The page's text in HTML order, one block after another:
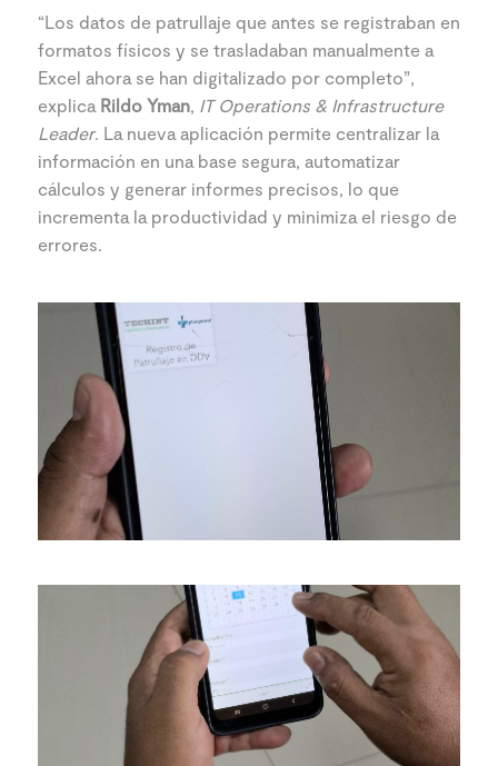
“Los datos de patrullaje que antes se registraban en
formatos físicos y se trasladaban manualmente a
Excel ahora se han digitalizado por completo”,
explica Rildo Yman, IT Operations & Infrastructure
Leader. La nueva aplicación permite centralizar la
información en una base segura, automatizar
cálculos y generar informes precisos, lo que
incrementa la productividad y minimiza el riesgo de
errores.